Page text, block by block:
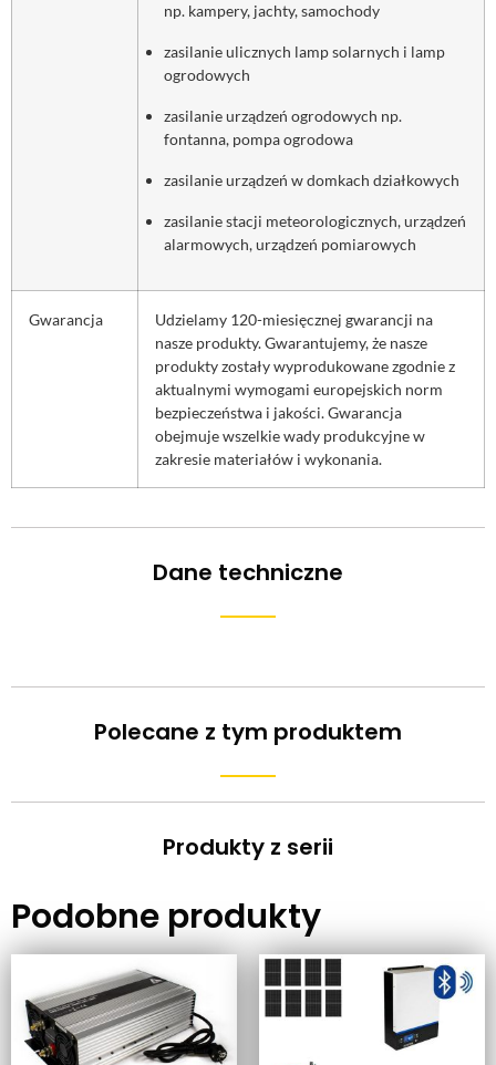
np. kampery, jachty, samochody
zasilanie ulicznych lamp solarnych i lamp
ogrodowych
zasilanie urządzeń ogrodowych np.
fontanna, pompa ogrodowa
zasilanie urządzeń w domkach działkowych
zasilanie stacji meteorologicznych, urządzeń
alarmowych, urządzeń pomiarowych
Gwarancja
Udzielamy 120-miesięcznej gwarancji na
nasze produkty. Gwarantujemy, że nasze
produkty zostały wyprodukowane zgodnie z
aktualnymi wymogami europejskich norm
bezpieczeństwa i jakości. Gwarancja
obejmuje wszelkie wady produkcyjne w
zakresie materiałów i wykonania.
Dane techniczne
Polecane z tym produktem
Produkty z serii
Podobne produkty